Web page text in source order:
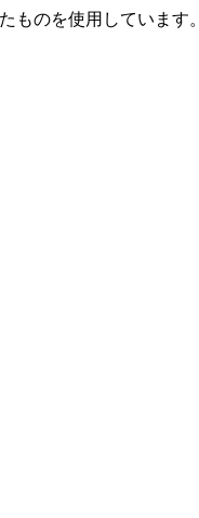
ものを使用しています。